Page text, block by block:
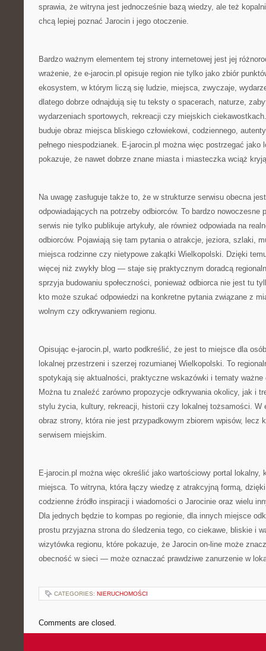
sprawia, że witryna jest jednocześnie bazą wiedzy, ale też
chcą lepiej poznać Jarocin i jego otoczenie.
Bardzo ważnym elementem tej strony internetowej jest jej
wrażenie, że e-jarocin.pl opisuje region nie tylko jako zbiór
ekosystem, w którym liczą się ludzie, miejsca, zwyczaje,
dlatego dobrze odnajdują się tu teksty o spacerach, naturze,
wydarzeniach sportowych, rekreacji czy miejskich
buduje obraz miejsca bliskiego człowiekowi, codziennego,
pełnego niespodzianek. E-jarocin.pl można więc postrzegać jako
pokazuje, że nawet dobrze znane miasta i miasteczka wciąż
Na uwagę zasługuje także to, że w strukturze serwisu obecna
odpowiadających na potrzeby odbiorców. To bardzo nowoczesne
serwis nie tylko publikuje artykuły, ale również odpowiada na
odbiorców. Pojawiają się tam pytania o atrakcje, jeziora, szlaki,
miejsca rodzinne czy nietypowe zakątki Wielkopolski. Dzięki
więcej niż zwykły blog — staje się praktycznym doradcą
sprzyja budowaniu społeczności, ponieważ odbiorca nie jest tu
kto może szukać odpowiedzi na konkretne pytania związane z
wolnym czy odkrywaniem regionu.
Opisując e-jarocin.pl, warto podkreślić, że jest to miejsce dla
lokalnej przestrzeni i szerzej rozumianej Wielkopolski. To
spotykają się aktualności, praktyczne wskazówki i tematy
Można tu znaleźć zarówno propozycje odkrywania okolicy, jak i
stylu życia, kultury, rekreacji, historii czy lokalnej tożsamości. W
obraz strony, która nie jest przypadkowym zbiorem wpisów, lecz
serwisem miejskim.
E-jarocin.pl można więc określić jako wartościowy portal lokalny,
miejsca. To witryna, która łączy wiedzę z atrakcyjną formą,
codzienne źródło inspiracji i wiadomości o Jarocinie oraz wielu
Dla jednych będzie to kompas po regionie, dla innych miejsce
prostu przyjazna strona do śledzenia tego, co ciekawe, bliskie i
wizytówka regionu, które pokazuje, że Jarocin on-line może
obecność w sieci — może oznaczać prawdziwe zanurzenie w
CATEGORIES: NIERUCHOMOŚCI
Comments are closed.